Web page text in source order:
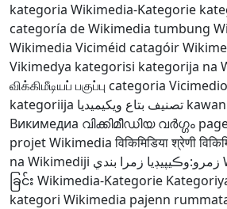
kategoria Wikimedia-Kategorie
categoría de Wikimedia tumbung
Wikimedia Viciméid catagóir
Vikimedya kategorisi kategorija na
விக்கிமீடியப் பகுப்பு categoria
kategoriija تصنيف بتاع ويكيميديا
Викимедиа വിക്കിമീഡിയ വർഗ്ഗം
projet Wikimedia विकिमिडिया श्रेणी
na Wikimediji زمرو:وڪيپيڊيا زمرا بندي
ခြင်း Wikimedia-Kategorie
kategori Wikimedia pajenn